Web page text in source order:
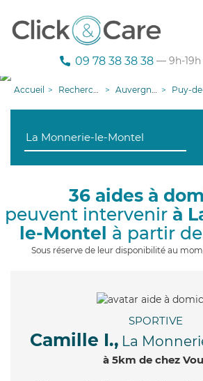
09 78 38 38 38 — 9h-19h
Accueil Recherche aide à domicile Auvergne-Rhône-Alpes Puy-de-
36 aides à
peuvent intervenir à
le-Montel à partir de
Sous réserve de leur disponibilité au
SPORTIVE
Camille I., La
à 5km de chez